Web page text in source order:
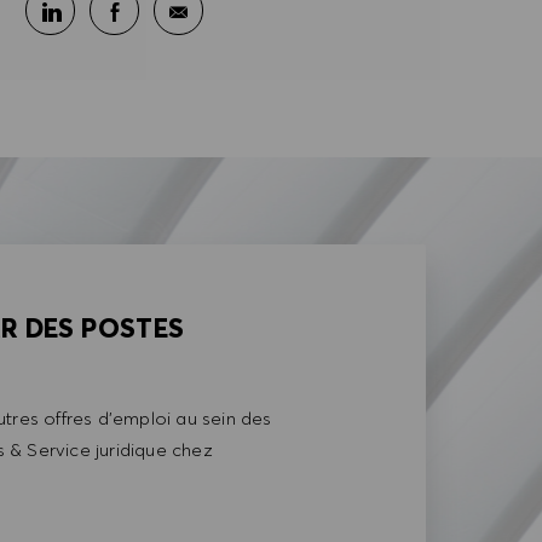
Partager sur LinkedIn
Partager sur Facebook
Partager par e-mail
DES POSTES
offres d'emploi au sein des
& Service juridique chez